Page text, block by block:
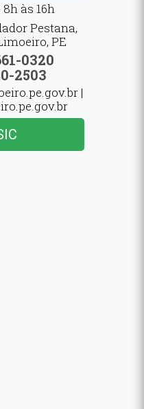
às 16h
Pestana,
PE
0320
2503
|